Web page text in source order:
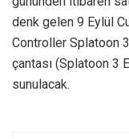
denk gelen 9 Eylül
Controller Splatoon
çantası (Splatoon 3
sunulacak.